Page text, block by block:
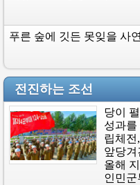
푸른 숲에 깃든 못잊을 사연
전진하는 조선
당이
성과를
립체전,
앞당겨
올해
인민군